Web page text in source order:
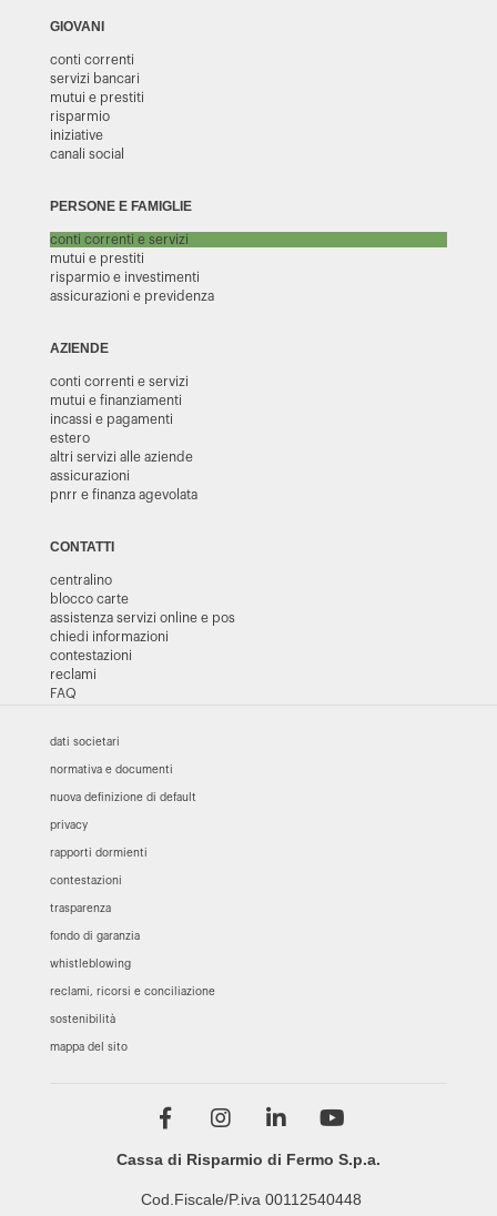
GIOVANI
conti correnti
servizi bancari
mutui e prestiti
risparmio
iniziative
canali social
PERSONE E FAMIGLIE
conti correnti e servizi
mutui e prestiti
risparmio e investimenti
assicurazioni e previdenza
AZIENDE
conti correnti e servizi
mutui e finanziamenti
incassi e pagamenti
estero
altri servizi alle aziende
assicurazioni
pnrr e finanza agevolata
CONTATTI
centralino
blocco carte
assistenza servizi online e pos
chiedi informazioni
contestazioni
reclami
FAQ
dati societari
normativa e documenti
nuova definizione di default
privacy
rapporti dormienti
contestazioni
trasparenza
fondo di garanzia
whistleblowing
reclami, ricorsi e conciliazione
sostenibilità
mappa del sito
Cassa di Risparmio di Fermo S.p.a.
Cod.Fiscale/P.iva 00112540448